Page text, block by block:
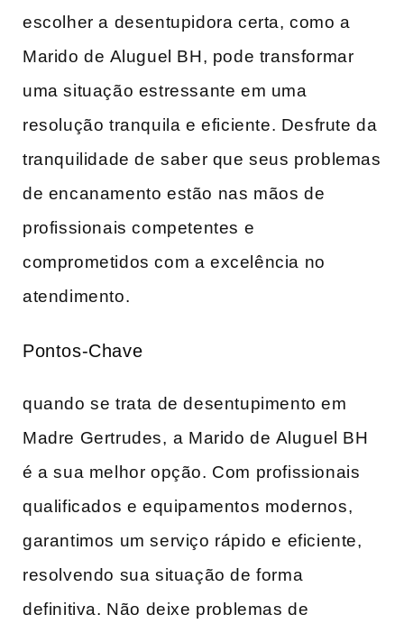
escolher‍ a desentupidora certa, como a
Marido de⁣ Aluguel BH, pode transformar
uma situação estressante em uma
resolução tranquila e eficiente. Desfrute da
tranquilidade de saber que seus problemas
de encanamento estão nas mãos de
profissionais competentes e
comprometidos com a excelência no
atendimento.
Pontos-Chave
quando se trata de‍ desentupimento em
Madre Gertrudes,⁣ a Marido de⁤ Aluguel BH⁤
é a sua melhor opção. Com profissionais
qualificados e equipamentos modernos,
garantimos um serviço rápido e eficiente,
resolvendo sua situação de forma
definitiva. Não deixe problemas de